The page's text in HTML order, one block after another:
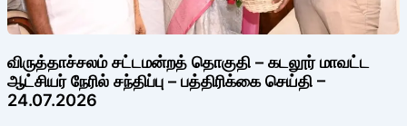
விருத்தாச்சலம் சட்டமன்றத் தொகுதி – கடலூர் மாவட்ட
ஆட்சியர் நேரில் சந்திப்பு – பத்திரிக்கை செய்தி –
24.07.2026